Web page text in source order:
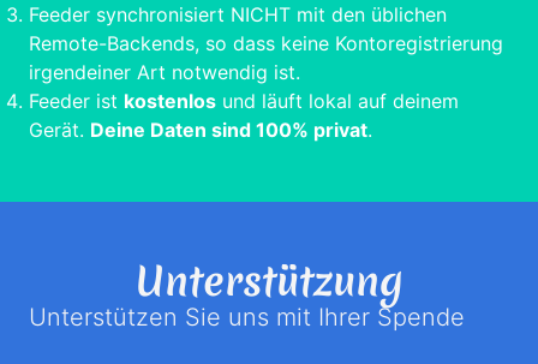
Feeder synchronisiert NICHT mit den üblichen
Remote-Backends, so dass keine Kontoregistrierung
irgendeiner Art notwendig ist.
Feeder ist kostenlos und läuft lokal auf deinem
Gerät. Deine Daten sind 100% privat.
Unterstützung
Unterstützen Sie uns mit Ihrer Spende